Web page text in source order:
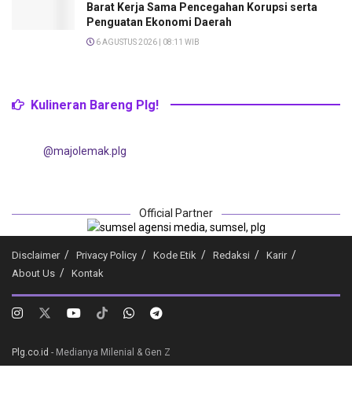
Barat Kerja Sama Pencegahan Korupsi serta
Penguatan Ekonomi Daerah
6 AGUSTUS 2026 | 08:11 WIB
Kulineran Bareng Plg!
@majolemak.plg
Official Partner
Disclaimer Privacy Policy Kode Etik Redaksi
Karir
About Us
Kontak
Plg.co.id - Medianya Milenial & Gen Z